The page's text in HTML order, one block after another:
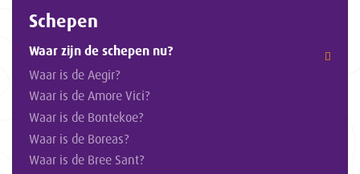
Schepen
Waar zijn de schepen nu?
Waar is de Aegir?
Waar is de Amore Vici?
Waar is de Bontekoe?
Waar is de Boreas?
Waar is de Bree Sant?